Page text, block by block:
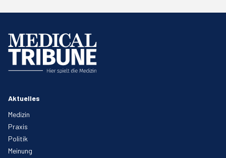
Aktuelles
Medizin
Praxis
Politik
Meinung